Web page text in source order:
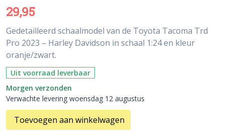
29,95
Gedetailleerd schaalmodel van de Toyota Tacoma Trd
Pro 2023 – Harley Davidson in schaal 1:24 en kleur
oranje/zwart.
Uit voorraad leverbaar
Morgen verzonden
Verwachte levering woensdag 12 augustus
Toevoegen aan winkelwagen